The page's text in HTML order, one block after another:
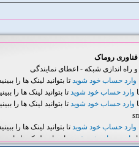
روماک
راه اندازی شبکه - اعطای نمایندگی
وارد حساب خود شوید تا بتوانید لینک ها را
وارد حساب خود شوید تا بتوانید لینک ها را
وارد حساب خود شوید تا بتوانید لینک ها را
وارد حساب خود شوید تا بتوانید لینک ها را
یا وارد حساب خود شوید
تا بتوانید لینک ها را